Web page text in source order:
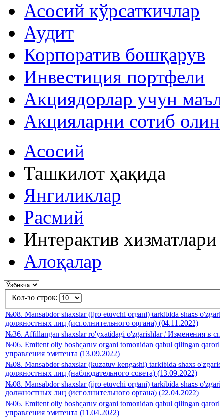
Асосий кўрсаткичлар
Аудит
Корпоратив бошқарув
Инвестиция портфели
Акциядорлар учун
Акцияларни сотиб
Асосий
Ташкилот ҳақида
Янгиликлар
Расмий
Интерактив хизматлари
Алоқалар
Кол-во строк:
№08. Mansabdor shaxslar (ijro etuvchi organi) tarkibida shaxs
должностных лиц (исполнительного органа) (04.11.2022)
№36. Affillangan shaxslar ro'yxatidagi o'zgarishlar / Изменения в
№06. Emitent oliy boshqaruv organi tomonidan qabul qilingan
управления эмитента (13.09.2022)
№08. Mansabdor shaxslar (kuzatuv kengashi) tarkibida shaxs
должностных лиц (наблюдательного совета) (13.09.2022)
№08. Mansabdor shaxslar (ijro etuvchi organi) tarkibida shaxs
должностных лиц (исполнительного органа) (22.04.2022)
№06. Emitent oliy boshqaruv organi tomonidan qabul qilingan
управления эмитента (11.04.2022)